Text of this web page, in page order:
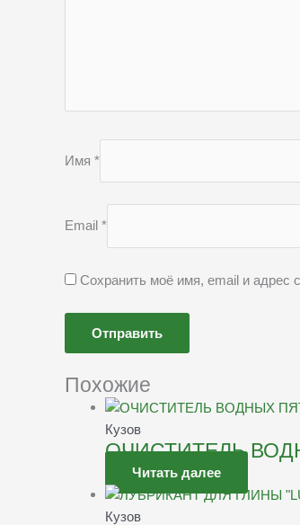
Имя *
Email *
Сохранить моё имя, email и адрес
Похожие
Кузов
ОЧИСТИТЕЛЬ
Читать далее
Кузов